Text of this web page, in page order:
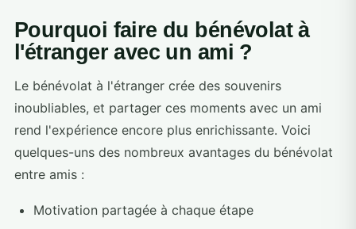
Pourquoi faire du bénévolat à
l'étranger avec un ami ?
Le bénévolat à l'étranger crée des souvenirs
inoubliables, et partager ces moments avec un ami
rend l'expérience encore plus enrichissante. Voici
quelques-uns des nombreux avantages du bénévolat
entre amis :
Motivation partagée à chaque étape